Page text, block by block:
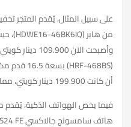
وأصبحت الآن
أن كانت 199.900 دينار كويتي، مما يُمثل تخفيضًا بنسبة 40% .